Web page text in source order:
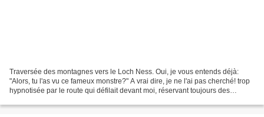
Traversée des montagnes vers le Loch Ness. Oui, je vous entends déjà:
"Alors, tu l'as vu ce fameux monstre?" A vrai dire, je ne l'ai pas cherché! trop
hypnotisée par le route qui défilait devant moi, réservant toujours des